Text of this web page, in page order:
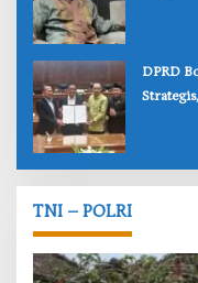
‎DPRD
TNI – POLRI